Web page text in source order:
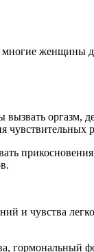
женщины
оргазм,
и чувства
гормональный